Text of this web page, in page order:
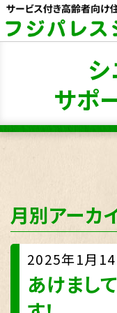
サポ
月別アーカ
2025年1月14
あけまし